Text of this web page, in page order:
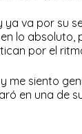
ya va por su
lo absoluto,
por el
me siento
en una de